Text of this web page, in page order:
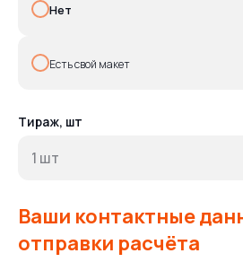
Нет
Есть свой макет
Тираж, шт
Ваши контактные
отправки расчёта
Свяжемся с вами для
Оперативно рассчитаем
стоимость печати
Что вы получите
после заявки